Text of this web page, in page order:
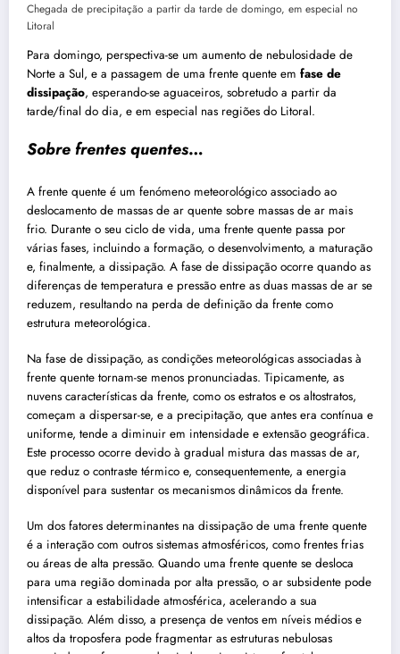
Chegada de precipitação a partir da tarde de domingo, em especial no
Litoral
Para domingo, perspectiva-se um aumento de nebulosidade de
Norte a Sul, e a passagem de uma frente quente em fase de
dissipação, esperando-se aguaceiros, sobretudo a partir da
tarde/final do dia, e em especial nas regiões do Litoral.
Sobre frentes quentes…
A frente quente é um fenómeno meteorológico associado ao
deslocamento de massas de ar quente sobre massas de ar mais
frio. Durante o seu ciclo de vida, uma frente quente passa por
várias fases, incluindo a formação, o desenvolvimento, a maturação
e, finalmente, a dissipação. A fase de dissipação ocorre quando as
diferenças de temperatura e pressão entre as duas massas de ar se
reduzem, resultando na perda de definição da frente como
estrutura meteorológica.
Na fase de dissipação, as condições meteorológicas associadas à
frente quente tornam-se menos pronunciadas. Tipicamente, as
nuvens características da frente, como os estratos e os altostratos,
começam a dispersar-se, e a precipitação, que antes era contínua e
uniforme, tende a diminuir em intensidade e extensão geográfica.
Este processo ocorre devido à gradual mistura das massas de ar,
que reduz o contraste térmico e, consequentemente, a energia
disponível para sustentar os mecanismos dinâmicos da frente.
Um dos fatores determinantes na dissipação de uma frente quente
é a interação com outros sistemas atmosféricos, como frentes frias
ou áreas de alta pressão. Quando uma frente quente se desloca
para uma região dominada por alta pressão, o ar subsidente pode
intensificar a estabilidade atmosférica, acelerando a sua
dissipação. Além disso, a presença de ventos em níveis médios e
altos da troposfera pode fragmentar as estruturas nebulosas